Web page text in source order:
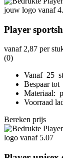
Player
vanaf2,87 per
(0)
Vanaf 25
Bespaar tot
Materiaal:
Voorraad
Bereken prijs